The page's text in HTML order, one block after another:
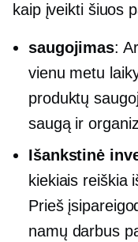
kaip įveikti šiuos
saugojimas:
vienu metu
produktų
saugą ir
Išankstinė
kiekiais reiškia
Prieš
namų darbus